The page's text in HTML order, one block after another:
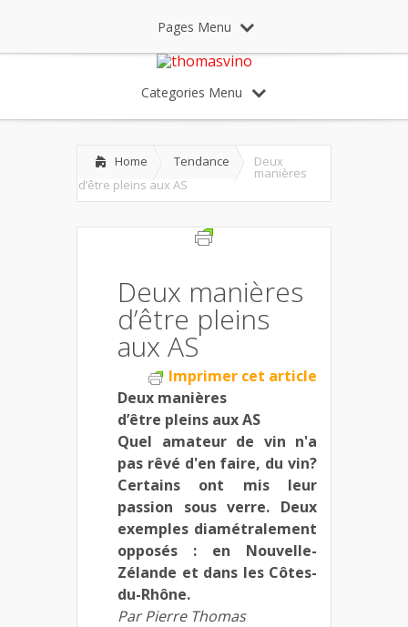
Pages Menu
Categories Menu
Home Tendance Deux
manières
d’être pleins aux AS
Deux manières
d’être pleins
aux AS
Imprimer cet article
Deux manières
d’être pleins aux AS
Quel amateur de vin n'a
pas rêvé d'en faire, du vin?
Certains ont mis leur
passion sous verre. Deux
exemples diamétralement
opposés : en Nouvelle-
Zélande et dans les Côtes-
du-Rhône.
Par Pierre Thomas